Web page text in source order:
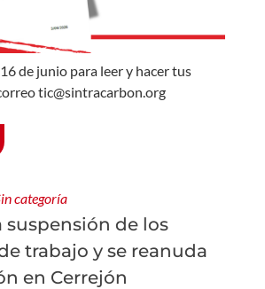
de junio para leer y hacer tus
tic@sintracarbon.org
categoría
suspensión de los
trabajo y se reanuda
en Cerrejón